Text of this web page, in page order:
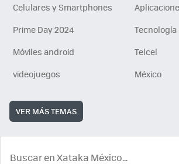
Celulares y Smartphones
Prime Day 2024
Tecnología
Móviles android
Telcel
videojuegos
México
VER MÁS TEMAS